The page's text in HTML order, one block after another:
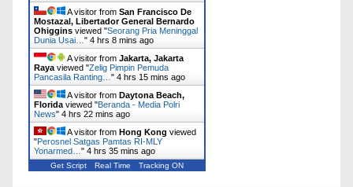
A visitor from San Francisco De
Mostazal, Libertador General Bernardo
Ohiggins viewed "Seorang Pria Meninggal
Dunia Usai… " 4 hrs 8 mins ago
A visitor from Jakarta, Jakarta
Raya viewed "Zelig Pimpin Pemuda
Pancasila Ranting… " 4 hrs 15 mins ago
A visitor from Daytona Beach,
Florida viewed "Beranda - Media Polri
News" 4 hrs 22 mins ago
A visitor from Hong Kong viewed
"Perosnel Satgas Pamtas RI-MLY
Yonarmed… " 4 hrs 35 mins ago
Get Script Real Time Tracking ON